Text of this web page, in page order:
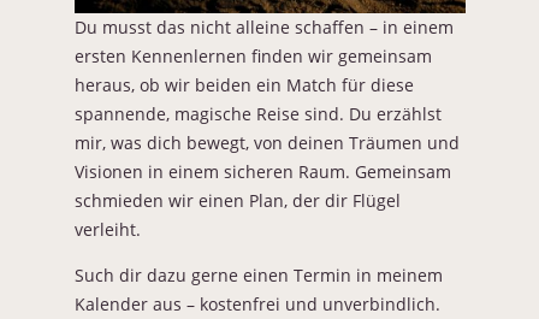
Du musst das nicht alleine schaffen – in einem
ersten Kennenlernen finden wir gemeinsam
heraus, ob wir beiden ein Match für diese
spannende, magische Reise sind. Du erzählst
mir, was dich bewegt, von deinen Träumen und
Visionen in einem sicheren Raum. Gemeinsam
schmieden wir einen Plan, der dir Flügel
verleiht.
Such dir dazu gerne einen Termin in meinem
Kalender aus – kostenfrei und unverbindlich.